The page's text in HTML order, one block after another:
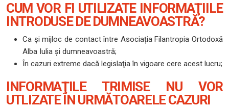
CUM VOR FI UTILIZATE INFORMAŢIILE
INTRODUSE DE DUMNEAVOASTRĂ?
Ca şi mijloc de contact între Asociația Filantropia Ortodoxă
Alba Iulia şi dumneavoastră;
În cazuri extreme dacă legislaţia în vigoare cere acest lucru;
INFORMAŢILE TRIMISE NU VOR
UTLIZATE ÎN URMĂTOARELE CAZURI